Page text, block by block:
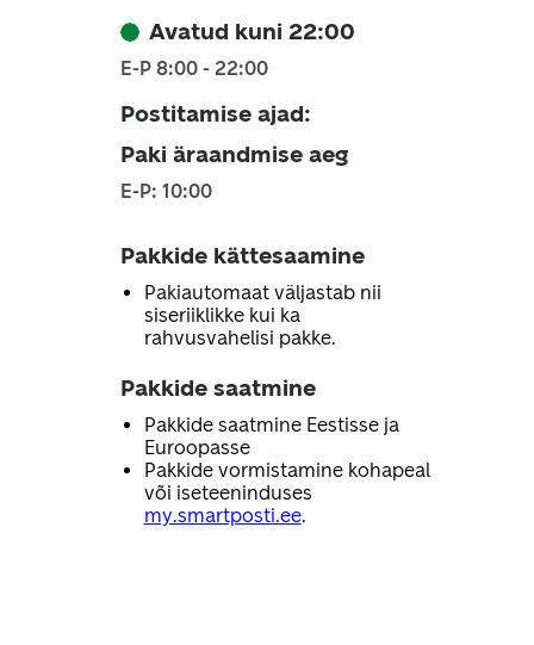
Avatud kuni 22:00
E-P 8:00 - 22:00
Postitamise ajad:
Paki äraandmise aeg
E-P: 10:00
Pakkide kättesaamine
Pakiautomaat väljastab nii
siseriiklikke kui ka
rahvusvahelisi pakke.
Pakkide saatmine
Pakkide saatmine Eestisse ja
Euroopasse
Pakkide vormistamine kohapeal
või iseteeninduses
my.smartposti.ee.